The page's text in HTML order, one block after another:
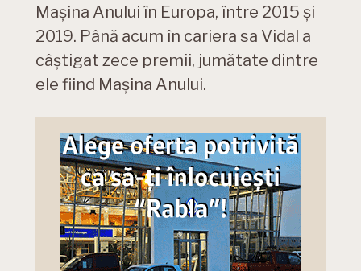
Mașina Anului în Europa, între 2015 și
2019. Până acum în cariera sa Vidal a
câștigat zece premii, jumătate dintre
ele fiind Mașina Anului.